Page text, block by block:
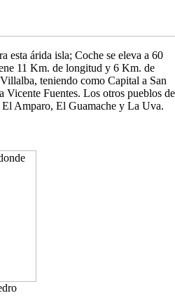
esta árida isla; Coche se eleva a 60
11 Km. de longitud y 6 Km. de
teniendo como Capital a San
Vicente Fuentes. Los otros pueblos de
Amparo, El Guamache y La Uva.